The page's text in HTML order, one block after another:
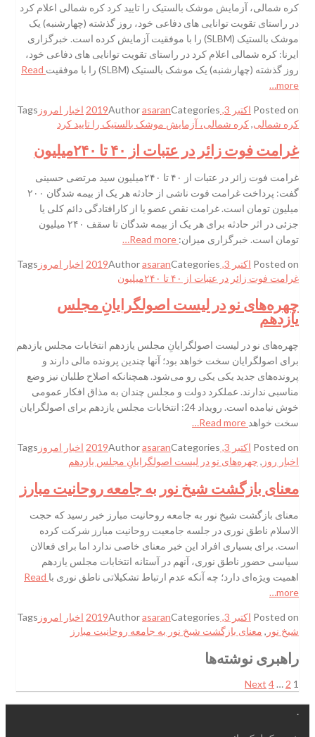
کره شمالی، آزمایش موشک بالستیک را تایید کرد کره شمالی اعلام کرد
در راستای تقویت توانایی های دفاعی خود، روز گذشته (چهارشنبه) یک
موشک بالستیک (SLBM) را با موفقیت آزمایش کرده است. خبرگزاری
ایرنا: کره شمالی اعلام کرد در راستای تقویت توانایی های دفاعی خود،
روز گذشته (چهارشنبه) یک موشک بالستیک (SLBM) را با موفقیت
Read
more…
Posted on اکتبر 3, 2019 AuthorasaranCategories اخبار امروز Tags
کره شمالی,کره شمالی، آزمایش موشک بالستیک را تایید کرد
غرامت فوت زائر در عتبات از ۴۰ تا ۲۴۰میلیون
غرامت فوت زائر در عتبات از ۴۰ تا ۲۴۰میلیون سید مرتضی حسینی
گفت: پرداخت غرامت فوت ناشی از حادثه هر یک از بیمه شدگان ۲۰۰
میلیون تومان است. غرامت نقص عضو یا از کارافتادگی دائم کلی یا
جزئی در اثر حادثه برای هر یک از بیمه شدگان تا سقف ۲۴۰ میلیون
تومان است. خبرگزاری میزان:
Posted on اکتبر 3, 2019 AuthorasaranCategories اخبار امروز Tags
غرامت فوت زائر در عتبات از ۴۰ تا ۲۴۰میلیون
چهره‌های نو در لیست اصولگرایانِ مجلس
یازدهم
چهره‌های نو در لیست اصولگرایانِ مجلس یازدهم انتخابات مجلس یازدهم
برای اصولگرایان سخت خواهد بود؛ آنها چندین پرونده مالی دارند و
پرونده‌های جدید یکی یکی رو می‌شود. همچنانکه اصلاح طلبان نیز وضع
مناسبی ندارند. عملکرد دولت و مجلس چندان به مذاق افکار عمومی
خوش نیامده است. رویداد 24: انتخابات مجلس یازدهم برای اصولگرایان
سخت خواهد
Posted on اکتبر 3, 2019 AuthorasaranCategories اخبار امروز Tags
اخبار روز , چهره‌های نو در لیست اصولگرایانِ مجلس یازدهم
معنای بازگشت شیخ نور به جامعه روحانیت مبارز
معنای بازگشت شیخ نور به جامعه روحانیت مبارز خبر رسید که حجت
الاسلام ناطق نوری در جلسه جامعیت روحانیت مبارز شرکت کرده
است. برای بسیاری افراد این خبر معنای خاصی ندارد اما برای فعالان
سیاسی حضور ناطق نوری، آنهم در آستانه انتخابات مجلس یازدهم
اهمیت ویژه‌ای دارد؛ چه آنکه عدم ارتباط تشکیلاتی ناطق نوری با Read
more…
Posted on اکتبر 3, 2019 AuthorasaranCategories اخبار امروز Tags
شیخ نور , معنای بازگشت شیخ نور به جامعه روحانیت مبارز
راهبری نوشته‌ها
1
2
…
4
Next
.